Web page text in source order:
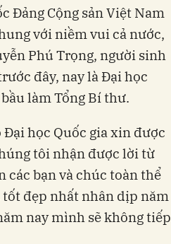
Đảng Cộng sản Việt Nam
với niềm vui cả nước,
Phú Trọng, người sinh
đây, nay là Đại học
làm Tổng Bí thư.
học Quốc gia xin được
tôi nhận được lời từ
các bạn và chúc toàn thể
đẹp nhất nhân dịp năm
nay mình sẽ không tiếp